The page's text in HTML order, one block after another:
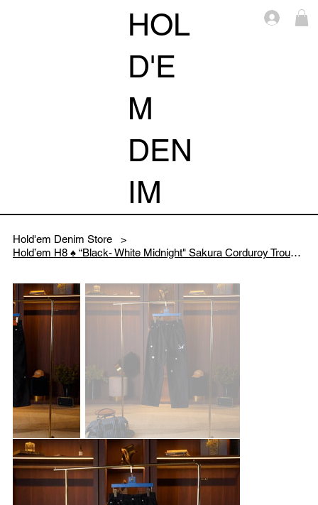
HOL
D'E
M
DEN
IM
Log
Hold'em Denim Store
>
Hold’em H8 ♠️ “Black- White Midnight" Sakura Corduroy Trousers Collection 2026